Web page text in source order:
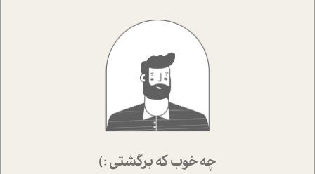
چه خوب که برگشتی :)